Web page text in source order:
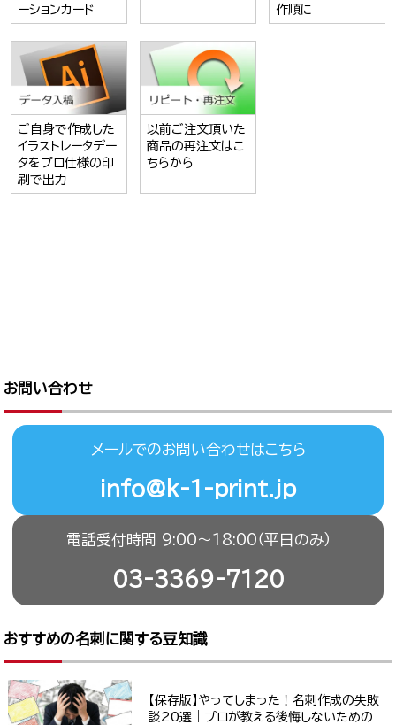
ーションカード
作順に
ご自身で作成した
イラストレータデー
タをプロ仕様の印
刷で出力
以前ご注文頂いた
商品の再注文はこ
ちらから
お問い合わせ
メールでのお問い合わせはこちら
info@k-1-print.jp
電話受付時間 9:00〜18:00（平日のみ）
03-3369-7120
おすすめの名刺に関する豆知識
【保存版】やってしまった！名刺作成の失敗
談20選｜プロが教える後悔しないための